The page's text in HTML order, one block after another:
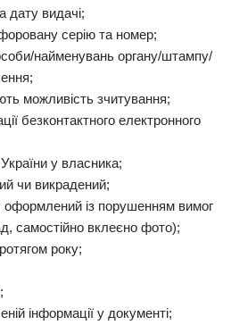
дату видачі;
серію та номер;
найменувань органу/штампу/
можливість зчитування;
безконтактного електронного
у власника;
чи викрадений;
оформлений із порушенням вимог
самостійно вклеєно фото);
року;
інформації у документі;